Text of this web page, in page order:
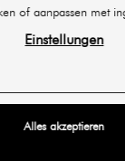
of aanpassen met
Einstellungen
Alles akzeptieren